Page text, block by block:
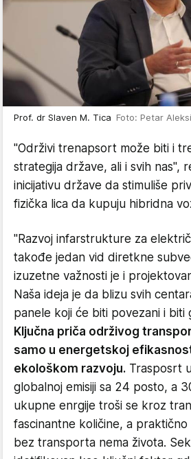
Prof. dr Slaven M. Tica Foto: Petar
"Održivi trenapsort može biti i
strategija države, ali i svih nas",
inicijativu države da stimuliše
fizička lica da kupuju hibridna
"Razvoj infarstrukture za
takođe jedan vid diretkne
izuzetne važnosti je i
Naša ideja je da blizu svih
panele koji će biti povezani i biti
Ključna priča održivog
samo u energetskoj
ekološkom razvoju. Trasposrt
globalnoj emisiji sa 24 posto, a
ukupne enrgije troši se kroz
fascinantne količine, a
bez transporta nema života.